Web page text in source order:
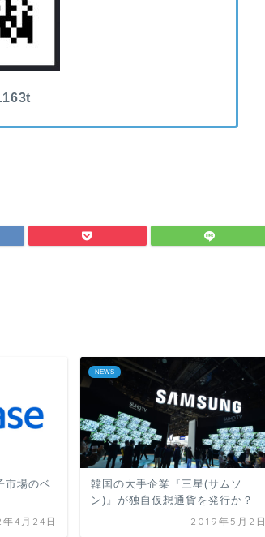
市場のベ
4月24日
NEWS
韓国の大手企業『三星(サムソ
ン)』が独自仮想通貨を発行か？
2019年5月2日